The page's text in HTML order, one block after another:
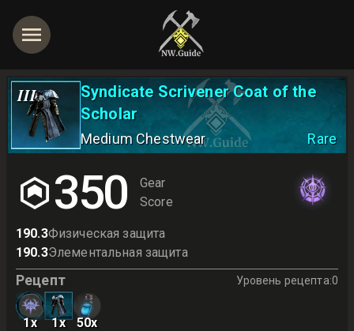
III
Syndicate Scrivener Coat of the
Scholar
Medium Chestwear Rare
350
Gear
Score
190.3Физическая защита
190.3Элементальная защита
Рецепт Уровень рецепта:0
1x 1x 50x